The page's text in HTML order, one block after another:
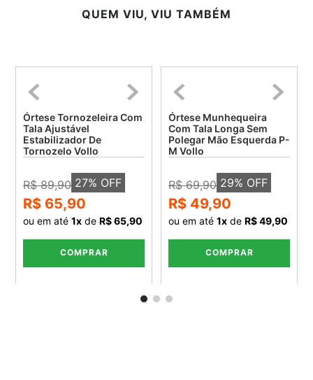
QUEM VIU, VIU TAMBÉM
Órtese Tornozeleira Com
Tala Ajustável
Estabilizador De
Tornozelo Vollo
R$ 89,90 27% OFF
R$ 65,90
ou em até 1x de R$ 65,90
COMPRAR
Órtese Munhequeira
Com Tala Longa Sem
Polegar Mão Esquerda P-
M Vollo
R$ 69,90 29% OFF
R$ 49,90
ou em até 1x de R$ 49,90
COMPRAR